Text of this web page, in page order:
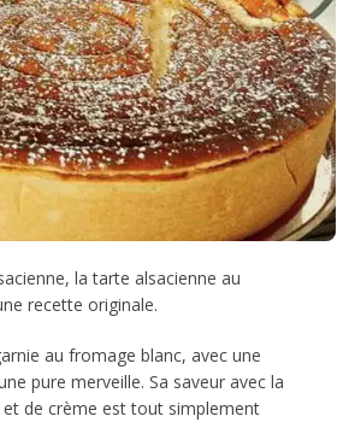
la tarte alsacienne au
recette originale.
au fromage blanc, avec une
pure merveille. Sa saveur avec la
de crème est tout simplement